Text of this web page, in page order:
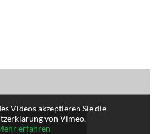
Videos akzeptieren Sie die
von Vimeo.
erfahren